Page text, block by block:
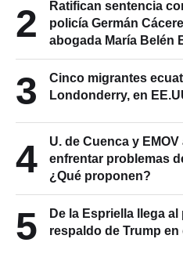
2
Ratifican sentencia
policía Germán
abogada María Belén
3
Cinco migrantes
4
U. de Cuenca y
enfrentar problemas
¿Qué proponen?
5
De la Espriella llega al